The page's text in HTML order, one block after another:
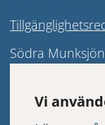
Vi
Södra
fram
Bolaget har ett